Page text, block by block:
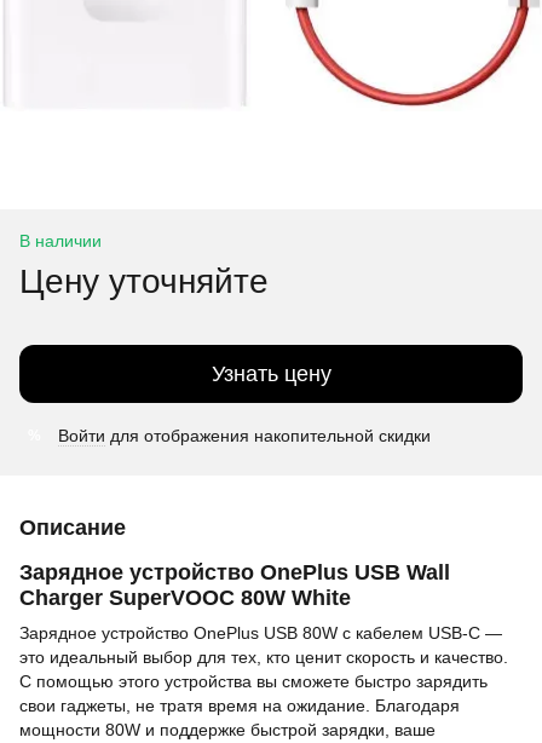
В наличии
Цену уточняйте
Узнать цену
Войти для отображения накопительной скидки
Описание
Зарядное устройство OnePlus USB Wall
Charger SuperVOOC 80W White
Зарядное устройство OnePlus USB 80W с кабелем USB-C —
это идеальный выбор для тех, кто ценит скорость и качество.
С помощью этого устройства вы сможете быстро зарядить
свои гаджеты, не тратя время на ожидание. Благодаря
мощности 80W и поддержке быстрой зарядки, ваше